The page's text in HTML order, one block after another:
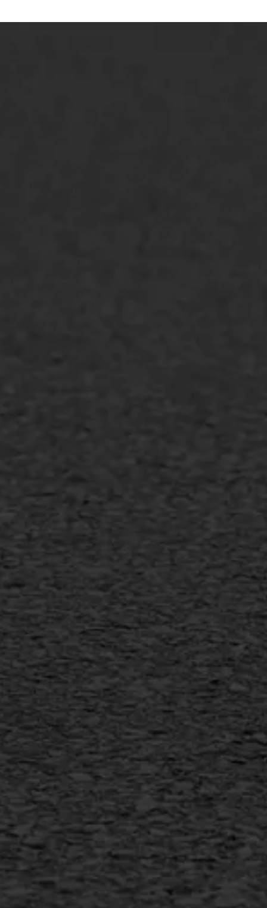
Gietasfalt reparatie
Scheurreparatie
Flexigoot
Vertical seal
Vlakslijpen
Vorstschade
AWS ASFALTWERKEN
+31 493 842 840
info@asfaltwerken.nl
MEER INFORMATIE
Inschrijven nieuwsbrief
Duurzaam ondernemen